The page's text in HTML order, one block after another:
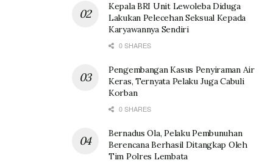
Kepala BRI Unit Lewoleba Diduga
Lakukan Pelecehan Seksual Kepada
Karyawannya Sendiri
0 SHARES
Pengembangan Kasus Penyiraman Air
Keras, Ternyata Pelaku Juga Cabuli
Korban
0 SHARES
Bernadus Ola, Pelaku Pembunuhan
Berencana Berhasil Ditangkap Oleh
Tim Polres Lembata